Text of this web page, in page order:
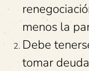
menos la
Debe
tomar